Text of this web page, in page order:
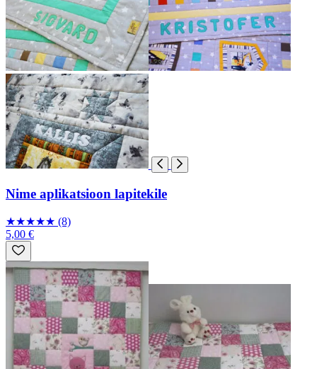
Nime aplikatsioon lapitekile
★★★★★ (8)
5,00 €